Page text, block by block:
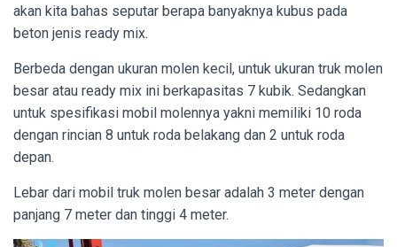
akan kita bahas seputar berapa banyaknya kubus pada
beton jenis ready mix.
Berbeda dengan ukuran molen kecil, untuk ukuran truk molen
besar atau ready mix ini berkapasitas 7 kubik. Sedangkan
untuk spesifikasi mobil molennya yakni memiliki 10 roda
dengan rincian 8 untuk roda belakang dan 2 untuk roda
depan.
Lebar dari mobil truk molen besar adalah 3 meter dengan
panjang 7 meter dan tinggi 4 meter.